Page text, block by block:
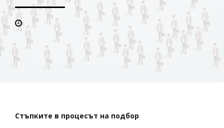
Стъпките в процесът на подбор